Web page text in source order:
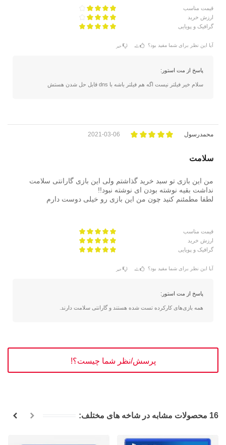
قیمت مناسب
ارزش خرید
گرافیک و پویایی
آیا این نظر برای شما مفید بود؟ بله خیر
پاسخ از مت استور:
سلام خیر فیلتر نیست اگه هم فیلتر باشه با dns قابل حل شدن هستش
محمدرسول 2021-03-06
سلامت
من این بازی تو سبد خرید گذاشتم ولی این بازی گارانتی سلامت
نداشت بقیه نوشته بودن ای نوشته نبود!!
لطفا مطمئنم کنید چون من این بازی رو خیلی دوست دارم
قیمت مناسب
ارزش خرید
گرافیک و پویایی
آیا این نظر برای شما مفید بود؟ بله خیر
پاسخ از مت استور:
همه بازی‌های کارکرده تست شده هستند و گارانتی سلامت دارند.
پرسش/نظر شما چیست؟!
16 محصولات مشابه در شاخه های مختلف: